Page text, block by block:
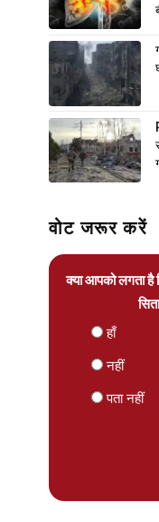
वोट जरूर करें
क्या आपको लगता
हाँ
नहीं
पता नहीं